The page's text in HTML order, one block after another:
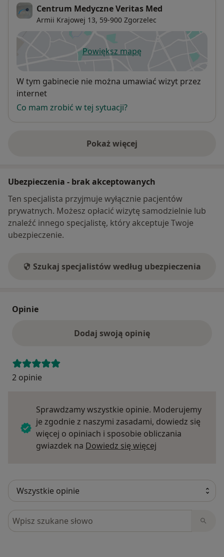
Centrum Medyczne Veritas Med
Armii Krajowej 13, 59-900 Zgorzelec
Powiększ mapęotwiera się w nowej karcie
Dostępność
W tym gabinecie nie można umawiać wizyt przez
internet
Co mam zrobić w tej sytuacji?
Pokaż więcej
o adresie
Ubezpieczenia - brak akceptowanych
Ten specjalista przyjmuje wyłącznie pacjentów
prywatnych. Możesz opłacić wizytę samodzielnie lub
znaleźć innego specjalistę, który akceptuje Twoje
ubezpieczenie.
Szukaj specjalistów według ubezpieczenia
Opinie
Dodaj swoją opinię
2 opinie
Sprawdzamy wszystkie opinie. Moderujemy
je zgodnie z naszymi zasadami, dowiedz się
więcej o opiniach i sposobie obliczania
gwiazdek na Dowiedz się więcej
Szukaj w opiniach